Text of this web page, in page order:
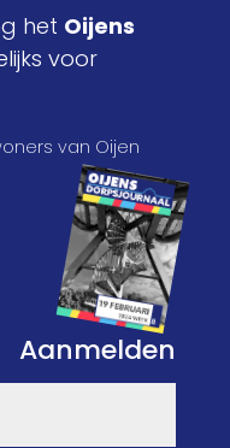
het Oijens
voor
van Oijen
Aanmelden